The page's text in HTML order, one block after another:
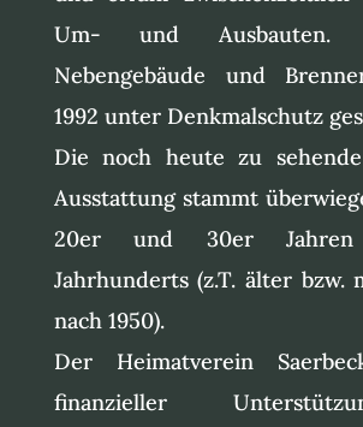
Um- und Ausbauten.
Nebengebäude und
1992 unter Denkmalschutz
Die noch heute zu
Ausstattung stammt
20er und 30er
Jahrhunderts (z.T. älter bzw.
nach 1950).
Der Heimatverein
finanzieller